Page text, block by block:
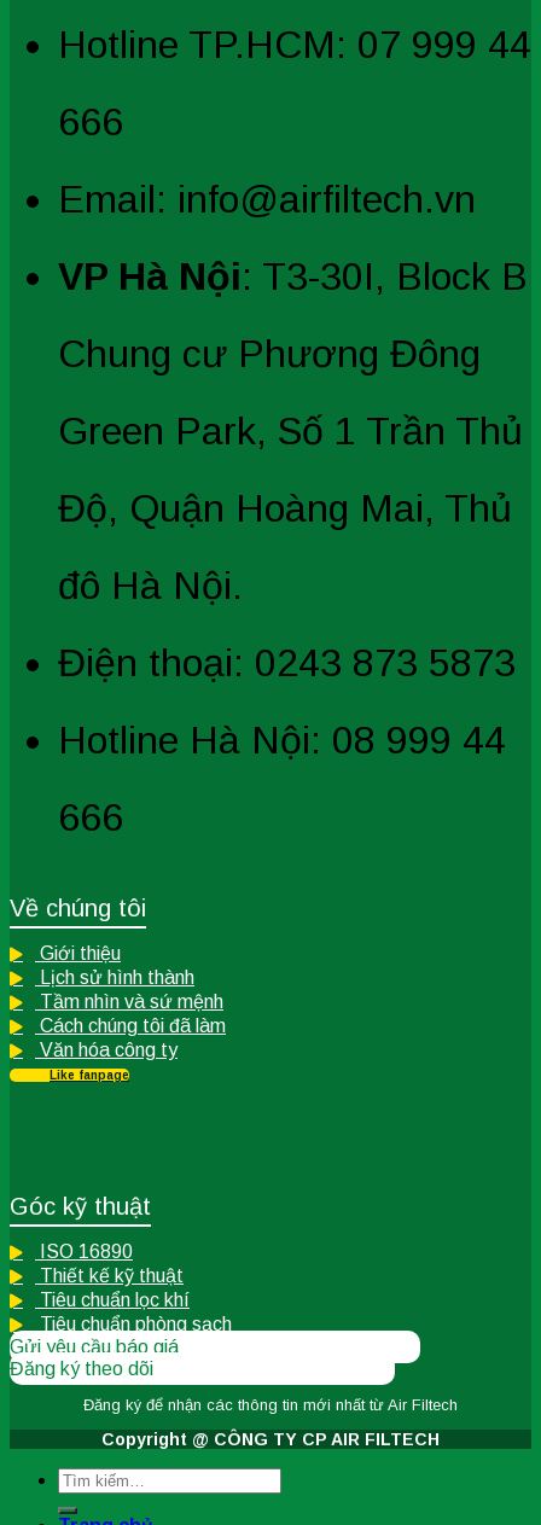
Hotline TP.HCM: 07 999 44
666
Email: info@airfiltech.vn
VP Hà Nội: T3-30I, Block B
Chung cư Phương Đông
Green Park, Số 1 Trần Thủ
Độ, Quận Hoàng Mai, Thủ
đô Hà Nội.
Điện thoại: 0243 873 5873
Hotline Hà Nội: 08 999 44
666
Về chúng tôi
Giới thiệu
Lịch sử hình thành
Tầm nhìn và sứ mệnh
Cách chúng tôi đã làm
Văn hóa công ty
Like fanpage
Góc kỹ thuật
ISO 16890
Thiết kế kỹ thuật
Tiêu chuẩn lọc khí
Tiêu chuẩn phòng sạch
Gửi yêu cầu báo giá
Đăng ký theo dõi
Đăng ký để nhận các thông tin mới nhất từ Air Filtech
Copyright @ CÔNG TY CP AIR FILTECH
Tìm
kiếm: